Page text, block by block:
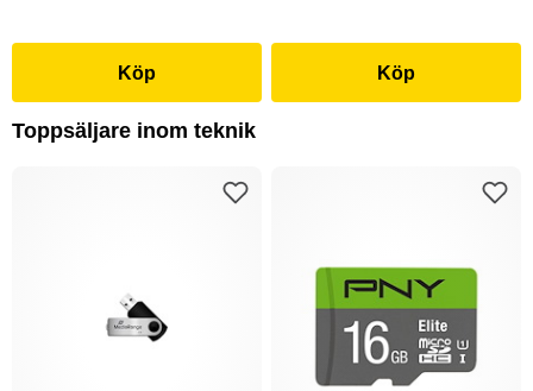
Köp Köp
Toppsäljare inom teknik